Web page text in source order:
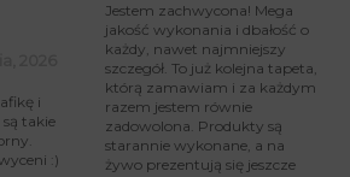
2026
i
takie
:)
Jestem zachwycona! Mega
jakość wykonania i dbałość o
każdy, nawet najmniejszy
szczegół. To już kolejna tapeta,
którą zamawiam i za każdym
razem jestem równie
zadowolona. Produkty są
starannie wykonane, a na
żywo prezentują się jeszcze